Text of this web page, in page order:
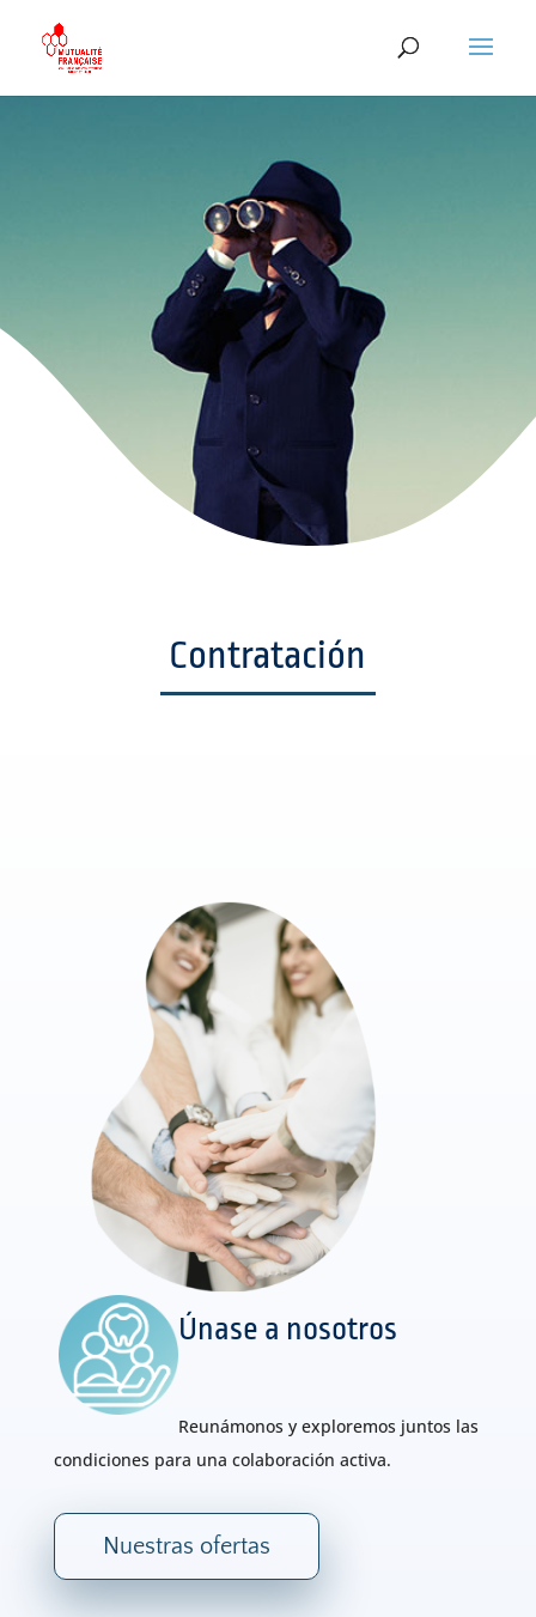
Contratación
Únase a nosotros
Reunámonos y exploremos juntos las
condiciones para una colaboración activa.
Nuestras ofertas